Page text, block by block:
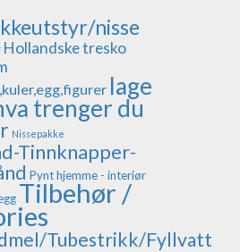
nisse
Hollandske tresko
lage
trenger du
Nissepakke
Tinnknapper-
Pynt hjemme - interiør
Tilbehør /
Tubestrikk/Fyllvatt